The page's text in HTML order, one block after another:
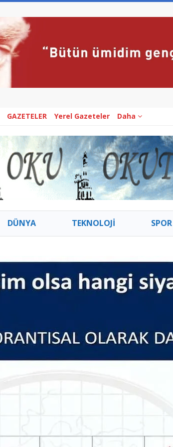
GAZETELER Yerel Gazeteler Daha
DÜNYA TEKNOLOJİ SPOR